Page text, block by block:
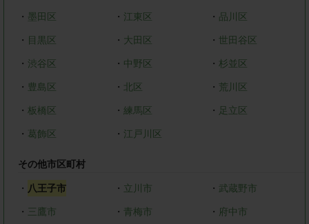
・ 墨田区 ・ 江東区 ・ 品川区
・ 目黒区 ・ 大田区 ・世田谷区
・ 渋谷区 ・ 中野区 ・杉並区
・ 豊島区 ・ 北区 ・ 荒川区
・ 板橋区 ・ 練馬区 ・ 足立区
・ 葛飾区 ・ 江戸川区
その他市区町村
・ 八王子市 ・ 立川市 ・ 武蔵野市
・ 三鷹市 ・ 青梅市 ・ 府中市